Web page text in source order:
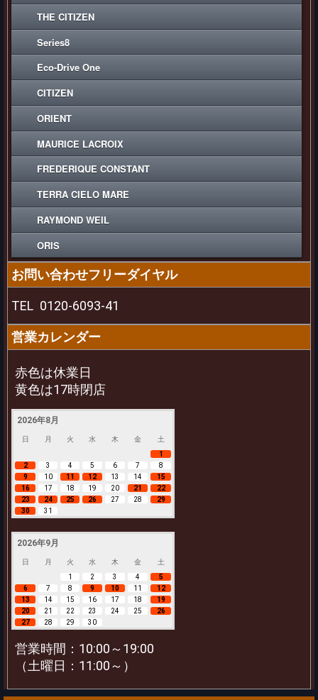
THE CITIZEN
Series8
Eco-Drive One
CITIZEN
ORIENT
MAURICE LACROIX
FREDERIQUE CONSTANT
TERRA CIELO MARE
RAYMOND WEIL
ORIS
お問い合わせフリーダイヤル
TEL 0120-6093-41
営業カレンダー
赤色は休業日
黄色は17時閉店
2026年8月
日 月 火 水 木 金
土
1
2
3 4 5 6 7
8
9
10 11 12 13 14
15
16
17 18 19 20 21
22
23
24 25 26 27 28
29
30
31
2026年9月
日 月 火 水 木 金
土
1
2 3 4
5
6
7 8 9 10 11
12
13
14 15 16 17 18
19
20
21 22 23 24 25
26
27
28 29 30
営業時間：10:00～19:00
（土曜日：11:00～）